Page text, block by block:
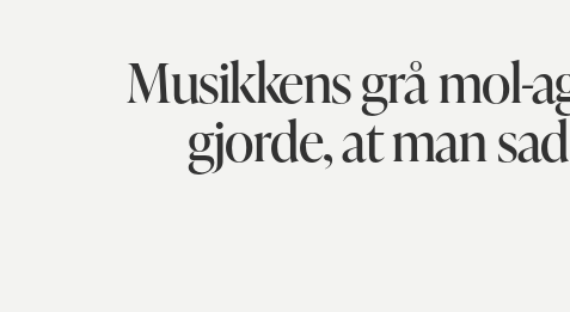
Musikkens grå mol-
gjorde, at man